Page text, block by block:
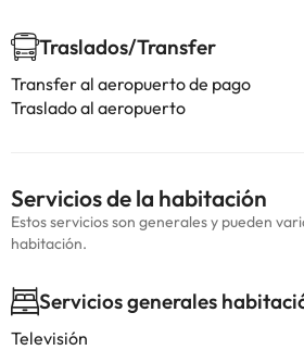
Traslados/Transfer
Transfer al aeropuerto de pago
Traslado al aeropuerto
Servicios de la habitación
Estos servicios son generales y pueden
habitación.
Servicios generales
Televisión